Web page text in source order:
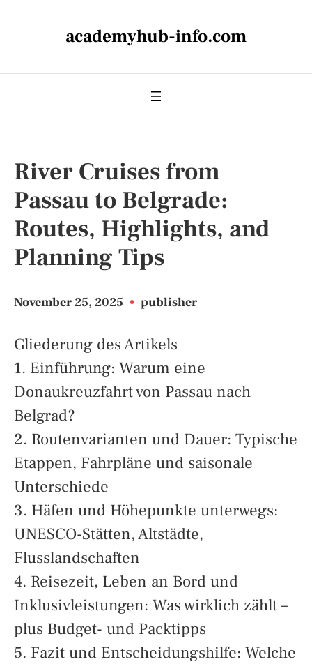
academyhub-info.com
River Cruises from
Passau to Belgrade:
Routes, Highlights, and
Planning Tips
November 25, 2025 • publisher
Gliederung des Artikels
1. Einführung: Warum eine
Donaukreuzfahrt von Passau nach
Belgrad?
2. Routenvarianten und Dauer: Typische
Etappen, Fahrpläne und saisonale
Unterschiede
3. Häfen und Höhepunkte unterwegs:
UNESCO-Stätten, Altstädte,
Flusslandschaften
4. Reisezeit, Leben an Bord und
Inklusivleistungen: Was wirklich zählt –
plus Budget- und Packtipps
5. Fazit und Entscheidungshilfe: Welche